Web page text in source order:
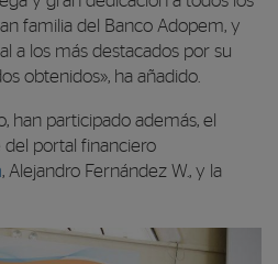
familia del Banco Adopem, y
a los más destacados por su
obtenidos», ha añadido.
han participado además, el
portal financiero
, Alejandro Fernández W., y la